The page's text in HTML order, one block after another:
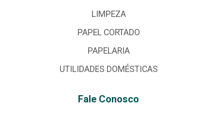
LIMPEZA
PAPEL CORTADO
PAPELARIA
UTILIDADES DOMÉSTICAS
Fale Conosco